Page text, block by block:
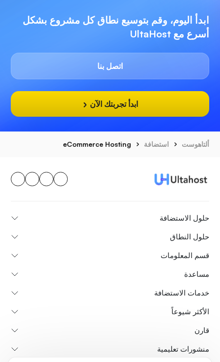
ابدأ اليوم، وقم بتوسيع نطاق كل مشروع بشكل
أسرع مع UltaHost
اتصل بنا
ابدأ تجربتك الآن
ألتاهوست استضافة eCommerce Hosting
حلول الاستضافة
حلول النطاق
قسم المعلومات
مساعدة
خدمات الاستضافة
الأكثر شيوعاً
قارن
منشورات تعليمية